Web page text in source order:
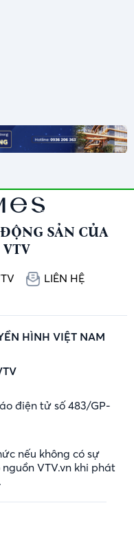
SẢN CỦA
LIÊN HỆ
HÌNH VIỆT NAM
điện tử số 483/GP-
nếu không có sự
VTV.vn khi phát